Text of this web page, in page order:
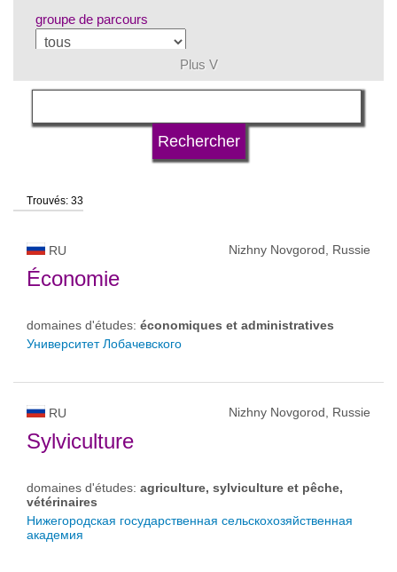
groupe de parcours
langue
statut d'université
Plus V
Trouvés: 33
RU Nizhny Novgorod, Russie
Économie
domaines d'études: économiques et administratives
Университет Лобачевского
RU Nizhny Novgorod, Russie
Sylviculture
domaines d'études: agriculture, sylviculture et pêche,
vétérinaires
Нижегородская государственная сельскохозяйственная
академия